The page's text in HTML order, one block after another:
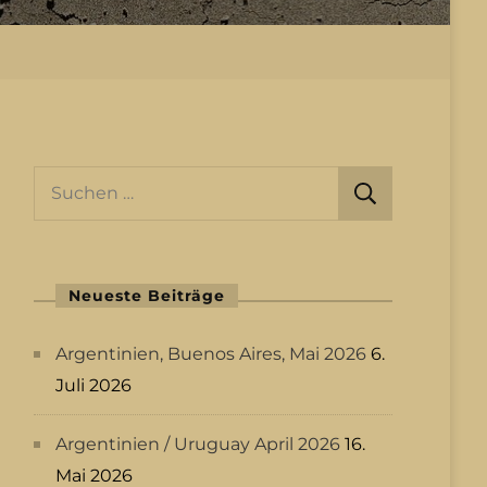
Suchen
Neueste Beiträge
Argentinien, Buenos Aires, Mai 2026 6.
Juli 2026
Argentinien / Uruguay April 2026 16.
Mai 2026